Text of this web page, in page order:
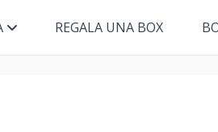
REGALA UNA BOX